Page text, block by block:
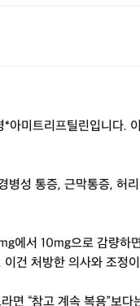
아미트리프틸린입니다
성 통증, 근막통증,
에서 10mg으로 감량
건 처방한 의사와 조정
면 “참고 계속 복용”보